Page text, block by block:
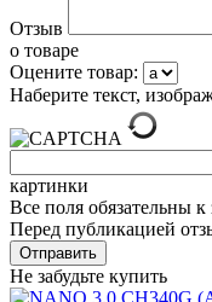
Отзыв
о товаре
Оцените товар:
Наберите текст,
картинки
Все поля обязательны
Перед публикацией
Не забудьте купить